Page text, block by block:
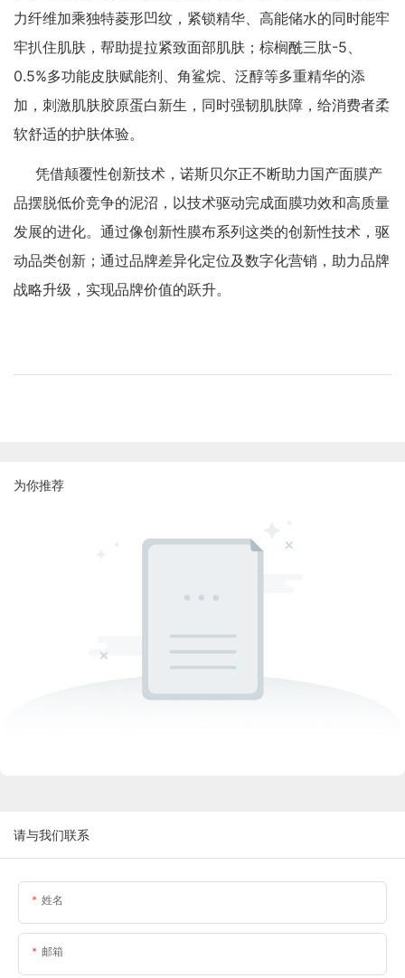
力纤维加乘独特菱形凹纹，紧锁精华、高能储水的同时能牢
牢扒住肌肤，帮助提拉紧致面部肌肤；棕榈酰三肽-5、
0.5%多功能皮肤赋能剂、角鲨烷、泛醇等多重精华的添
加，刺激肌肤胶原蛋白新生，同时强韧肌肤障，给消费者柔
软舒适的护肤体验。
凭借颠覆性创新技术，诺斯贝尔正不断助力国产面膜产
品摆脱低价竞争的泥沼，以技术驱动完成面膜功效和高质量
发展的进化。通过像创新性膜布系列这类的创新性技术，驱
动品类创新；通过品牌差异化定位及数字化营销，助力品牌
战略升级，实现品牌价值的跃升。
为你推荐
请与我们联系
姓名
邮箱